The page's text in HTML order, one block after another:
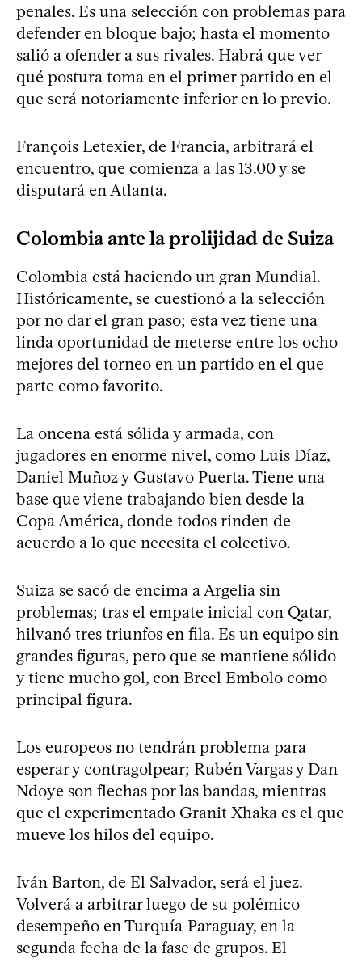
penales. Es una selección con problemas para
defender en bloque bajo; hasta el momento
salió a ofender a sus rivales. Habrá que ver
qué postura toma en el primer partido en el
que será notoriamente inferior en lo previo.
François Letexier, de Francia, arbitrará el
encuentro, que comienza a las 13.00 y se
disputará en Atlanta.
Colombia ante la prolijidad de Suiza
Colombia está haciendo un gran Mundial.
Históricamente, se cuestionó a la selección
por no dar el gran paso; esta vez tiene una
linda oportunidad de meterse entre los ocho
mejores del torneo en un partido en el que
parte como favorito.
La oncena está sólida y armada, con
jugadores en enorme nivel, como Luis Díaz,
Daniel Muñoz y Gustavo Puerta. Tiene una
base que viene trabajando bien desde la
Copa América, donde todos rinden de
acuerdo a lo que necesita el colectivo.
Suiza se sacó de encima a Argelia sin
problemas; tras el empate inicial con Qatar,
hilvanó tres triunfos en fila. Es un equipo sin
grandes figuras, pero que se mantiene sólido
y tiene mucho gol, con Breel Embolo como
principal figura.
Los europeos no tendrán problema para
esperar y contragolpear; Rubén Vargas y Dan
Ndoye son flechas por las bandas, mientras
que el experimentado Granit Xhaka es el que
mueve los hilos del equipo.
Iván Barton, de El Salvador, será el juez.
Volverá a arbitrar luego de su polémico
desempeño en Turquía-Paraguay, en la
segunda fecha de la fase de grupos. El